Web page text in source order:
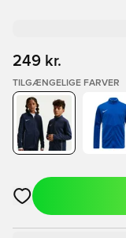
249 kr.
TILGÆNGELIGE FARVER
Åbner en Modal til